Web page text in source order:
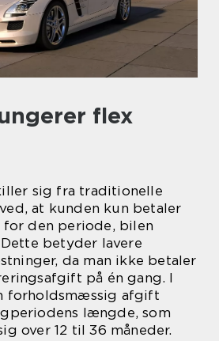
flex
sig fra traditionelle
at kunden kun betaler
den periode, bilen
betyder lavere
da man ikke betaler
på én gang. I
forholdsmæssig afgift
længde, som
over 12 til 36 måneder.